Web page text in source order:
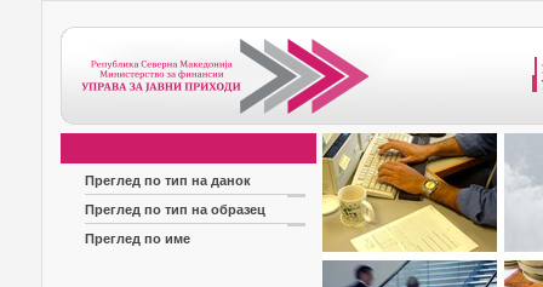
Преглед по тип на данок
Преглед по тип на образец
Преглед по име